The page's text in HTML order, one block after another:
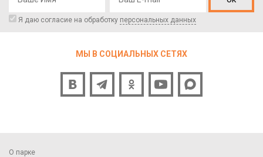
Я даю согласие на обработку персональных данных
МЫ В СОЦИАЛЬНЫХ СЕТЯХ
О парке